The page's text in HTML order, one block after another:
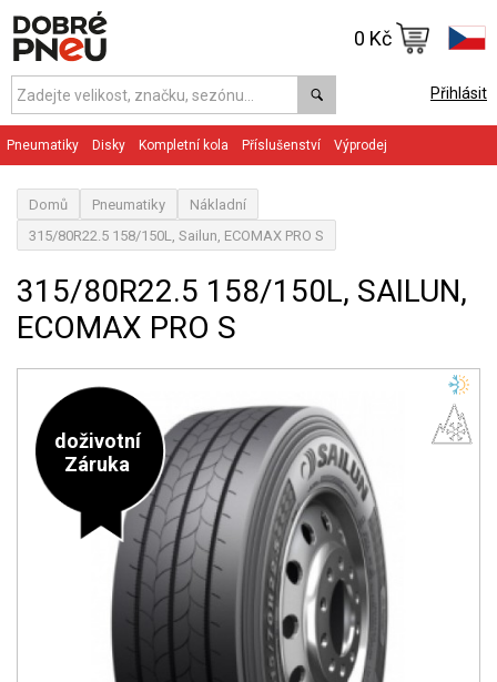
Přihlásit
0 Kč
Pneumatiky Disky Kompletní kola Příslušenství Výprodej
Domů Pneumatiky
Nákladní
315/80R22.5 158/150L, Sailun, ECOMAX PRO S
315/80R22.5 158/150L, SAILUN,
ECOMAX PRO S
doživotní
Záruka